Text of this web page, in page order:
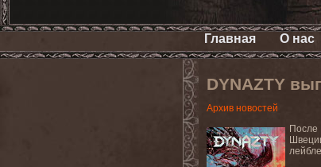
Главная О нас
DYNAZTY
Архив новостей